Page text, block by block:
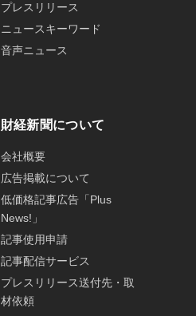
プレスリリース
ニュースキーワード
音声ニュース
財経新聞について
会社概要
広告掲載について
低価格記事広告「Plus
News!」
記事使用申請
記事配信サービス
プレスリリース送付先・取
材依頼